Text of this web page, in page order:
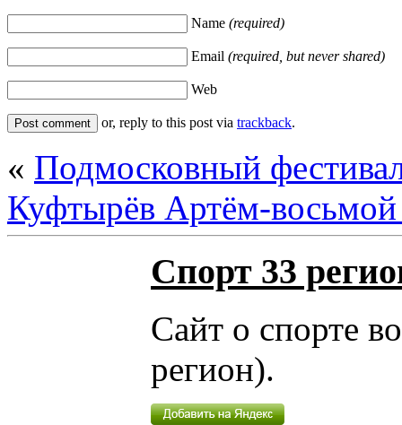
Name (required)
Email (required, but never shared)
Web
or, reply to this post via trackback.
« Подмосковный
Куфтырёв Артём-
Спорт 33
Сайт о спорте
регион).